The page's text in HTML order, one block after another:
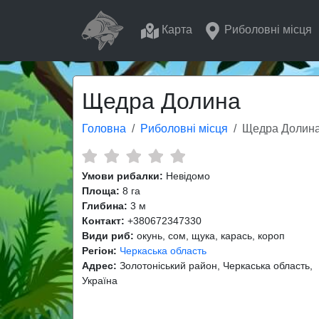
Карта Риболовні місця
Щедра Долина
Головна Риболовні місця Щедра
Умови рибалки: Невідомо
Площа: 8 га
Глибина: 3 м
Контакт: +380672347330
Види риб: окунь, сом, щука, карась, короп
Регіон: Черкаська область
Адрес: Золотоніський район, Черкаська область,
Україна